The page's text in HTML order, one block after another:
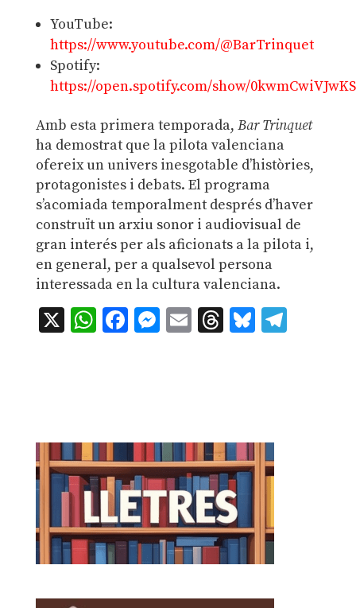
YouTube:
https://www.youtube.com/@BarTrinquet
Spotify:
https://open.spotify.com/show/
Amb esta primera temporada, Bar Trinquet
ha demostrat que la pilota valenciana
ofereix un univers inesgotable d’històries,
protagonistes i debats. El programa
s’acomiada temporalment després d’haver
construït un arxiu sonor i audiovisual de
gran interés per als aficionats a la pilota i,
en general, per a qualsevol persona
interessada en la cultura valenciana.
X WhatsApp
Facebook
Messenger
EmailThreads
Bluesky